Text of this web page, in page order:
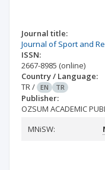
Journal title:
Journal of Sport and
ISSN:
2667-8985 (online)
Country / Language:
TR/ EN TR
Publisher:
OZSUM ACADEMIC
MNiSW: